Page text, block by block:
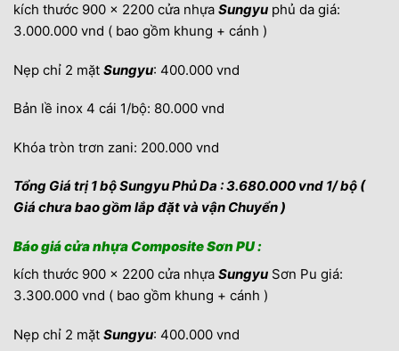
kích thước 900 x 2200 cửa nhựa Sungyu phủ da giá:
3.000.000 vnd ( bao gồm khung + cánh )
Nẹp chỉ 2 mặt Sungyu: 400.000 vnd
Bản lề inox 4 cái 1/bộ: 80.000 vnd
Khóa tròn trơn zani: 200.000 vnd
Tổng Giá trị 1 bộ Sungyu Phủ Da : 3.680.000 vnd 1/ bộ (
Giá chưa bao gồm lắp đặt và vận Chuyển )
Báo giá cửa nhựa Composite Sơn PU :
kích thước 900 x 2200 cửa nhựa Sungyu Sơn Pu giá:
3.300.000 vnd ( bao gồm khung + cánh )
Nẹp chỉ 2 mặt Sungyu: 400.000 vnd